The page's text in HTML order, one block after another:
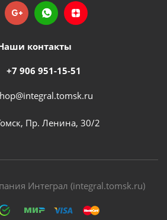
контакты
+7 906 951-15-51
Пр. Ленина, 30/2
Интеграл (integral.tomsk.ru)